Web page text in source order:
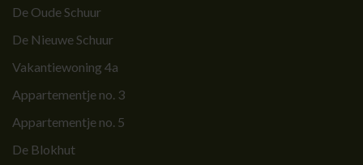
De Oude Schuur
De Nieuwe Schuur
Vakantiewoning 4a
Appartementje no. 3
Appartementje no. 5
De Blokhut